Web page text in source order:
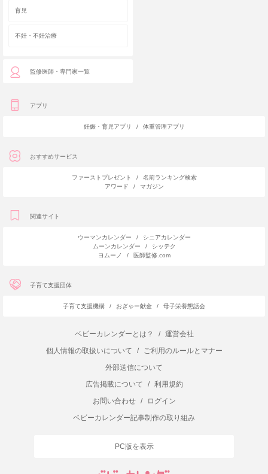
育児
不妊・不妊治療
監修医師・専門家一覧
アプリ
妊娠・育児アプリ / 体重管理アプリ
おすすめサービス
ファーストプレゼント /
名前ランキング検索
アワード
/ マガジン
関連サイト
ウーマンカレンダー /
シニアカレンダー
ムーンカレンダー
/
シッテク
ヨムーノ
/ 医師監修.com
子育て支援団体
子育て支援機構 / おぎゃー献金 / 母子栄養懇話会
ベビーカレンダーとは？ /
運営会社
個人情報の取扱いについて
/
ご利用のルールとマナー
外部送信について
広告掲載について
/
利用規約
お問い合わせ
/
ログイン
ベビーカレンダー記事制作の取り組み
PC版を表示